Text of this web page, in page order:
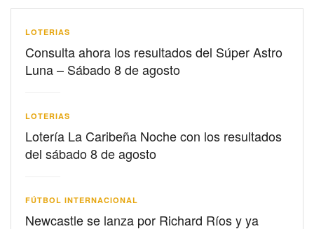
LOTERIAS
Consulta ahora los resultados del Súper Astro
Luna – Sábado 8 de agosto
LOTERIAS
Lotería La Caribeña Noche con los resultados
del sábado 8 de agosto
FÚTBOL INTERNACIONAL
Newcastle se lanza por Richard Ríos y ya